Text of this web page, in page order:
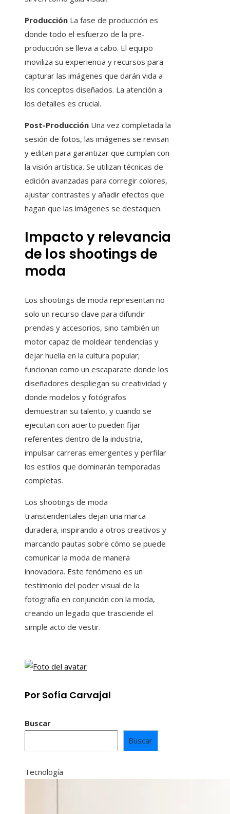
Producción La fase de producción es
donde todo el esfuerzo de la pre-
producción se lleva a cabo. El equipo
moviliza su experiencia y recursos para
capturar las imágenes que darán vida a
los conceptos diseñados. La atención a
los detalles es crucial.
Post-Producción Una vez completada la
sesión de fotos, las imágenes se revisan
y editan para garantizar que cumplan con
la visión artística. Se utilizan técnicas de
edición avanzadas para corregir colores,
ajustar contrastes y añadir efectos que
hagan que las imágenes se destaquen.
Impacto y relevancia
de los shootings de
moda
Los shootings de moda representan no
solo un recurso clave para difundir
prendas y accesorios, sino también un
motor capaz de moldear tendencias y
dejar huella en la cultura popular;
funcionan como un escaparate donde los
diseñadores despliegan su creatividad y
donde modelos y fotógrafos
demuestran su talento, y cuando se
ejecutan con acierto pueden fijar
referentes dentro de la industria,
impulsar carreras emergentes y perfilar
los estilos que dominarán temporadas
completas.
Los shootings de moda
transcendentales dejan una marca
duradera, inspirando a otros creativos y
marcando pautas sobre cómo se puede
comunicar la moda de manera
innovadora. Este fenómeno es un
testimonio del poder visual de la
fotografía en conjunción con la moda,
creando un legado que trasciende el
simple acto de vestir.
Por Sofía Carvajal
Buscar
Buscar
Tecnología